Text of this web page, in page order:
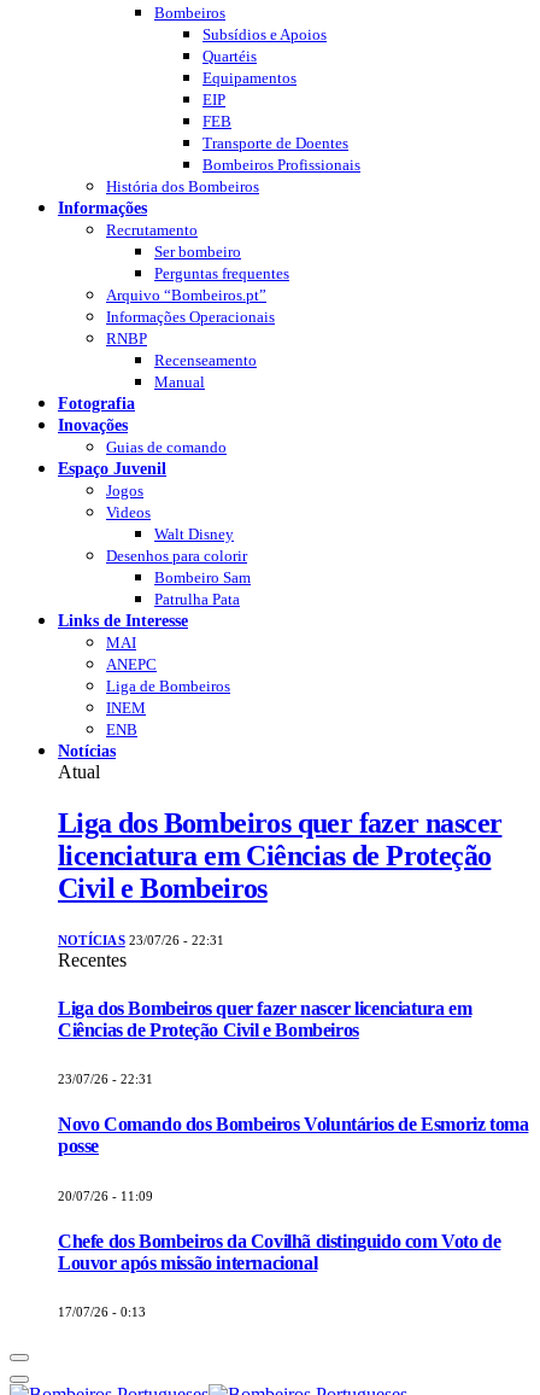
Bombeiros
Subsídios e Apoios
Quartéis
Equipamentos
EIP
FEB
Transporte de Doentes
Bombeiros Profissionais
História dos Bombeiros
Informações
Recrutamento
Ser bombeiro
Perguntas frequentes
Arquivo “Bombeiros.pt”
Informações Operacionais
RNBP
Recenseamento
Manual
Fotografia
Inovações
Guias de comando
Espaço Juvenil
Jogos
Videos
Walt Disney
Desenhos para colorir
Bombeiro Sam
Patrulha Pata
Links de Interesse
MAI
ANEPC
Liga de Bombeiros
INEM
ENB
Notícias
Atual
Liga dos Bombeiros quer fazer nascer
licenciatura em Ciências de Proteção
Civil e Bombeiros
NOTÍCIAS 23/07/26 - 22:31
Recentes
Liga dos Bombeiros quer fazer nascer licenciatura em
Ciências de Proteção Civil e Bombeiros
23/07/26 - 22:31
Novo Comando dos Bombeiros Voluntários de Esmoriz toma
posse
20/07/26 - 11:09
Chefe dos Bombeiros da Covilhã distinguido com Voto de
Louvor após missão internacional
17/07/26 - 0:13